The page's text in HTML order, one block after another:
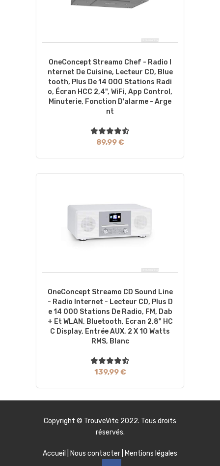
OneConcept Streamo Chef - Radio I
Nternet De Cuisine, Lecteur CD, Blue
Tooth, Plus De 14 000 Stations Radi
O, Écran HCC 2,4", WiFi, App Control,
Minuterie, Fonction D'alarme - Arge
Nt
89,99 €
OneConcept Streamo CD Sound Line
- Radio Internet - Lecteur CD, Plus D
E 14 000 Stations De Radio, FM, Dab
+ Et WLAN, Bluetooth, Ecran 2,8" HC
C Display, Entrée AUX, 2 X 10 Watts
RMS, Blanc
139,99 €
Copyright © TrouveVite 2022. Tous droits
réservés.
Accueil Nous contacter Mentions légales